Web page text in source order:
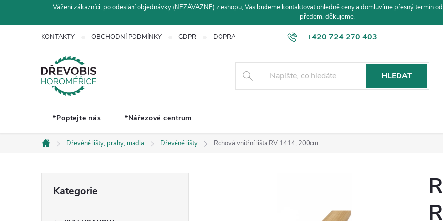
Vážení zákazníci, po odeslání objednávky (NEZÁVAZNÉ) z eshopu, Vás budeme kontaktovat ohledně ceny a domluvíme přesný termín
předem, děkujeme.
+420 724 270 403
KONTAKTY OBCHODNÍ PODMÍNKY GDPR DOPRAVA A PLATBA
HLEDAT
*Poptejte nás *Nářezové centrum
Domů
Dřevěné lišty, prahy, madla Dřevěné lišty Rohová vnitřní lišta RV 1414, 200cm
kategorie
Kategorie